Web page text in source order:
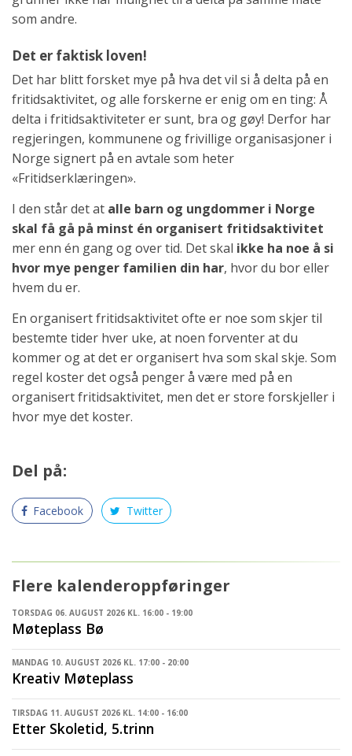
som andre.
Det er faktisk loven!
Det har blitt forsket mye på hva det vil si å delta på en
fritidsaktivitet, og alle forskerne er enig om en ting: Å
delta i fritidsaktiviteter er sunt, bra og gøy! Derfor har
regjeringen, kommunene og frivillige organisasjoner i
Norge signert på en avtale som heter
«Fritidserklæringen».
I den står det at alle barn og ungdommer i Norge
skal få gå på minst én organisert fritidsaktivitet
mer enn én gang og over tid. Det skal ikke ha noe å si
hvor mye penger familien din har, hvor du bor eller
hvem du er.
En organisert fritidsaktivitet ofte er noe som skjer til
bestemte tider hver uke, at noen forventer at du
kommer og at det er organisert hva som skal skje. Som
regel koster det også penger å være med på en
organisert fritidsaktivitet, men det er store forskjeller i
hvor mye det koster.
Del på:
Facebook Twitter
Flere kalenderoppføringer
TORSDAG 06. AUGUST 2026 KL. 16:00 - 19:00
Møteplass Bø
MANDAG 10. AUGUST 2026 KL. 17:00 - 20:00
Kreativ Møteplass
TIRSDAG 11. AUGUST 2026 KL. 14:00 - 16:00
Etter Skoletid, 5.trinn